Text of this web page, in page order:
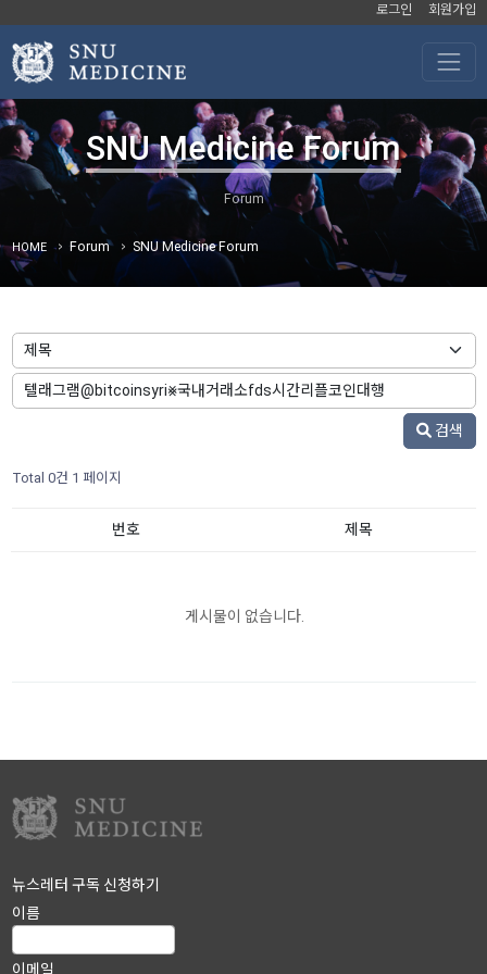
로그인 회원가입
SNU Medicine Forum
HOME Forum SNU Medicine Forum
검색
Total 0건 1 페이지
번호 제목
게시물이 없습니다.
뉴스레터 구독 신청하기
이름
이메일